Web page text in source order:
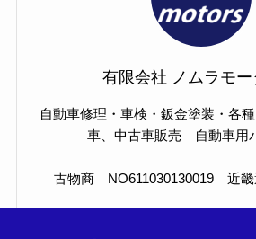
有限会社 ノムラモー
自動車修理・車検・鈑金塗装・各
車、中古車販売 自動車用
古物商 NO611030130019 近畿